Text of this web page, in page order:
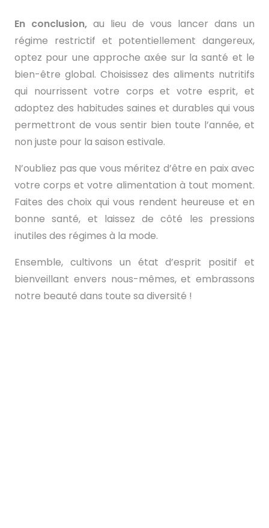
En conclusion, au lieu de vous lancer dans un
régime restrictif et potentiellement dangereux,
optez pour une approche axée sur la santé et le
bien-être global. Choisissez des aliments nutritifs
qui nourrissent votre corps et votre esprit, et
adoptez des habitudes saines et durables qui vous
permettront de vous sentir bien toute l’année, et
non juste pour la saison estivale.
N’oubliez pas que vous méritez d’être en paix avec
votre corps et votre alimentation à tout moment.
Faites des choix qui vous rendent heureuse et en
bonne santé, et laissez de côté les pressions
inutiles des régimes à la mode.
Ensemble, cultivons un état d’esprit positif et
bienveillant envers nous-mêmes, et embrassons
notre beauté dans toute sa diversité !